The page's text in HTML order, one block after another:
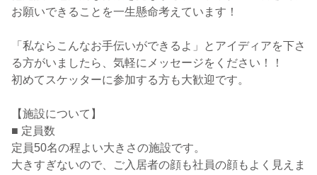
お願いできることを一生懸命考えています！
「私ならこんなお手伝いができるよ」とアイディアを下さ
る方がいましたら、気軽にメッセージをください！！
初めてスケッターに参加する方も大歓迎です。
【施設について】
■ 定員数
定員50名の程よい大きさの施設です。
大きすぎないので、ご入居者の顔も社員の顔もよく見えま